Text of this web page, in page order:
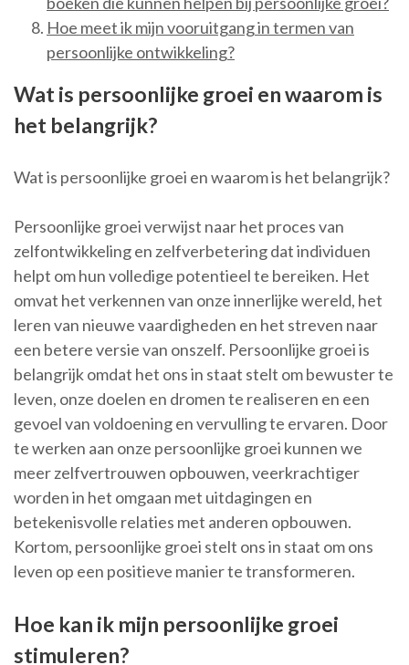
Hoe meet ik mijn vooruitgang in termen van
persoonlijke ontwikkeling?
Wat is persoonlijke groei en waarom is
het belangrijk?
Wat is persoonlijke groei en waarom is het belangrijk?
Persoonlijke groei verwijst naar het proces van
zelfontwikkeling en zelfverbetering dat individuen
helpt om hun volledige potentieel te bereiken. Het
omvat het verkennen van onze innerlijke wereld, het
leren van nieuwe vaardigheden en het streven naar
een betere versie van onszelf. Persoonlijke groei is
belangrijk omdat het ons in staat stelt om bewuster te
leven, onze doelen en dromen te realiseren en een
gevoel van voldoening en vervulling te ervaren. Door
te werken aan onze persoonlijke groei kunnen we
meer zelfvertrouwen opbouwen, veerkrachtiger
worden in het omgaan met uitdagingen en
betekenisvolle relaties met anderen opbouwen.
Kortom, persoonlijke groei stelt ons in staat om ons
leven op een positieve manier te transformeren.
Hoe kan ik mijn persoonlijke groei
stimuleren?